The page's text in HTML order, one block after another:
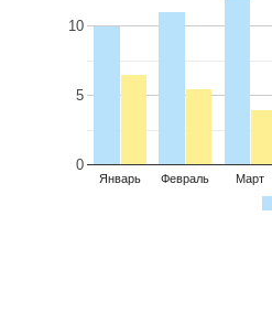
Январь Февраль Март
0
5
10